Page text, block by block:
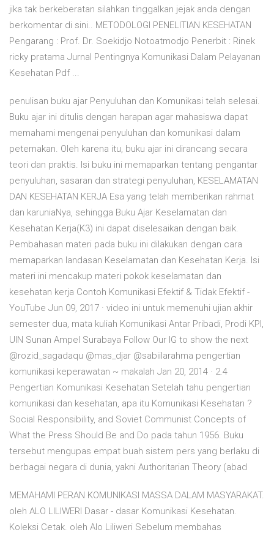
jika tak berkeberatan silahkan tinggalkan jejak anda dengan
berkomentar di sini.. METODOLOGI PENELITIAN KESEHATAN
Pengarang : Prof. Dr. Soekidjo Notoatmodjo Penerbit : Rinek
ricky pratama Jurnal Pentingnya Komunikasi Dalam Pelayanan
Kesehatan Pdf ...
penulisan buku ajar Penyuluhan dan Komunikasi telah selesai.
Buku ajar ini ditulis dengan harapan agar mahasiswa dapat
memahami mengenai penyuluhan dan komunikasi dalam
peternakan. Oleh karena itu, buku ajar ini dirancang secara
teori dan praktis. Isi buku ini memaparkan tentang pengantar
penyuluhan, sasaran dan strategi penyuluhan, KESELAMATAN
DAN KESEHATAN KERJA Esa yang telah memberikan rahmat
dan karuniaNya, sehingga Buku Ajar Keselamatan dan
Kesehatan Kerja(K3) ini dapat diselesaikan dengan baik.
Pembahasan materi pada buku ini dilakukan dengan cara
memaparkan landasan Keselamatan dan Kesehatan Kerja. Isi
materi ini mencakup materi pokok keselamatan dan
kesehatan kerja Contoh Komunikasi Efektif & Tidak Efektif -
YouTube Jun 09, 2017 · video ini untuk memenuhi ujian akhir
semester dua, mata kuliah Komunikasi Antar Pribadi, Prodi KPI,
UIN Sunan Ampel Surabaya Follow Our IG to show the next
@rozid_sagadaqu @mas_djar @sabiilarahma pengertian
komunikasi keperawatan ~ makalah Jan 20, 2014 · 2.4
Pengertian Komunikasi Kesehatan Setelah tahu pengertian
komunikasi dan kesehatan, apa itu Komunikasi Kesehatan ?
Social Responsibility, and Soviet Communist Concepts of
What the Press Should Be and Do pada tahun 1956. Buku
tersebut mengupas empat buah sistem pers yang berlaku di
berbagai negara di dunia, yakni Authoritarian Theory (abad
MEMAHAMI PERAN KOMUNIKASI MASSA DALAM MASYARAKAT.
oleh ALO LILIWERI Dasar - dasar Komunikasi Kesehatan.
Koleksi Cetak. oleh Alo Liliweri Sebelum membahas